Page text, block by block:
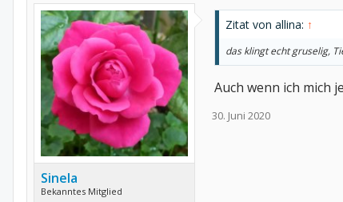
Sinela
Bekanntes Mitglied
Zitat von allina: ↑
das klingt echt gruselig,
Auch wenn ich mich
30. Juni 2020